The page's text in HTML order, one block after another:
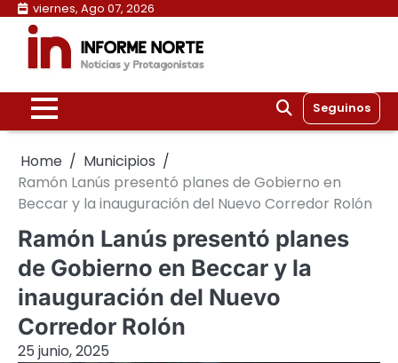
Skip
content
viernes, Ago 07, 2026
Seguinos
Home
Municipios
Ramón Lanús presentó planes de Gobierno en
Beccar y la inauguración del Nuevo Corredor Rolón
Ramón Lanús presentó planes
de Gobierno en Beccar y la
inauguración del Nuevo
Corredor Rolón
25 junio, 2025